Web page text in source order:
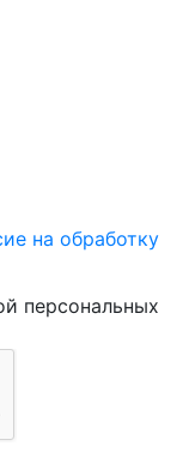
на обработку
персональных